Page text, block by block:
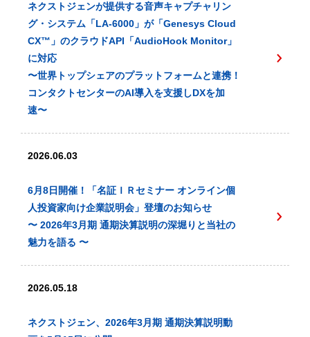
ネクストジェンが提供する音声キャプチャリン
グ・システム「LA-6000」が「Genesys Cloud
CX™️」のクラウドAPI「AudioHook Monitor」
に対応
〜世界トップシェアのプラットフォームと連携！
コンタクトセンターのAI導入を支援しDXを加
速〜
2026.06.03
6月8日開催！「名証ＩＲセミナー オンライン個
人投資家向け企業説明会」登壇のお知らせ
〜 2026年3月期 通期決算説明の深堀りと当社の
魅力を語る 〜
2026.05.18
ネクストジェン、2026年3月期 通期決算説明動